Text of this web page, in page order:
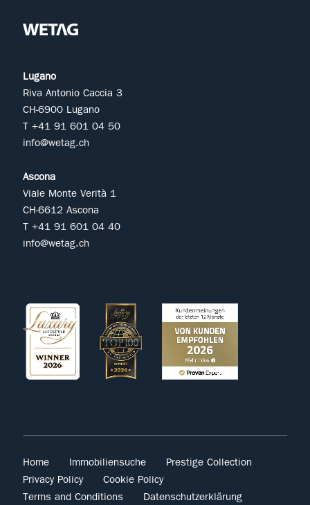
Lugano
Riva Antonio Caccia 3
CH-6900 Lugano
T +41 91 601 04 50
info@wetag.ch
Ascona
Viale Monte Verità 1
CH-6612 Ascona
T +41 91 601 04 40
info@wetag.ch
Home Immobiliensuche
Prestige Collection
Privacy Policy
Cookie Policy
Terms and Conditions
Datenschutzerklärung